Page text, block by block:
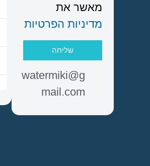
מאשר את
מדיניות הפרטיות
שליחה
watermiki@g
mail.com